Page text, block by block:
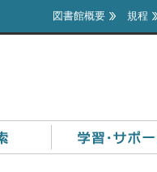
図書館概要 規程